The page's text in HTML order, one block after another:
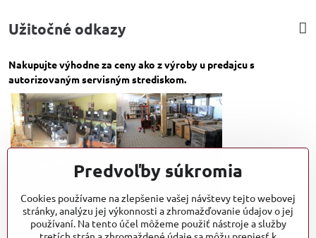
Užitočné odkazy
Nakupujte výhodne za ceny ako z výroby u predajcu s
autorizovaným servisným strediskom.
Predvoľby súkromia
Cookies používame na zlepšenie vašej návštevy tejto webovej
stránky, analýzu jej výkonnosti a zhromažďovanie údajov o jej
používaní. Na tento účel môžeme použiť nástroje a služby